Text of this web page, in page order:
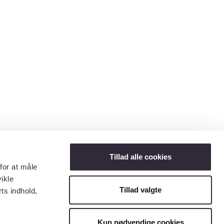
at måle
indhold,
Tillad alle cookies
Tillad valgte
Kun nødvendige cookies